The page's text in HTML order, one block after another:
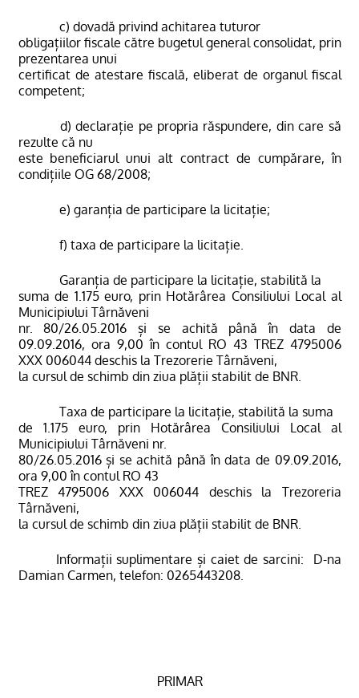
c) dovadă privind achitarea tuturor
obligațiilor fiscale către bugetul general consolidat, prin
prezentarea unui
certificat de atestare fiscală, eliberat de organul fiscal
competent;
d) declarație pe propria răspundere, din care să
rezulte că nu
este beneficiarul unui alt contract de cumpărare, în
condițiile OG 68/2008;
e) garanția de participare la licitație;
f) taxa de participare la licitație.
Garanția de participare la licitație, stabilită la
suma de 1.175 euro, prin Hotărârea Consiliului Local al
Municipiului Târnăveni
nr. 80/26.05.2016 și se achită până în data de
09.09.2016, ora 9,00 încontul RO 43 TREZ 4795006
XXX 006044 deschis la Trezorerie Târnăveni,
la cursul de schimb din ziua plății stabilit de BNR.
Taxa de participare la licitație, stabilită la suma
de 1.175 euro, prin Hotărârea Consiliului Local al
Municipiului Târnăveni nr.
80/26.05.2016 și se achită până în data de 09.09.2016,
ora 9,00 în contul RO 43
TREZ 4795006 XXX 006044 deschis la Trezoreria
Târnăveni,
la cursul de schimb din ziua plății stabilit de BNR.
Informații suplimentare și caiet de sarcini:
D-na
Damian Carmen, telefon: 0265443208.
PRIMAR